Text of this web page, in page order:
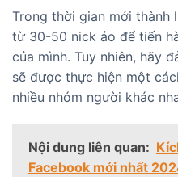
Trong thời gian mới thành
từ 30-50 nick ảo để tiến
của mình. Tuy nhiên, hãy
sẽ được thực hiện một
nhiều nhóm người khác
Nội dung liên quan:
Facebook mới nhất